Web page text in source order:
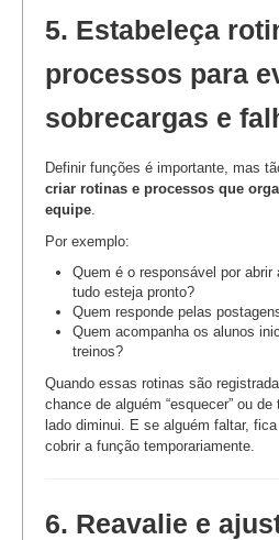
5. Estabeleça
processos para
sobrecargas e
Definir funções é importante, mas
criar rotinas e processos que
equipe
Por exemplo:
Quem é o responsável por abrir
tudo esteja pronto?
Quem responde pelas
Quem acompanha os alunos
treinos?
Quando essas rotinas são
chance de alguém “esquecer” ou
lado diminui. E se alguém faltar,
cobrir a função temporariamente.
6. Reavalie e